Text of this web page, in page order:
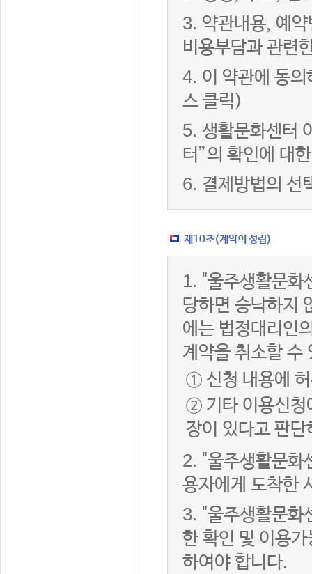
3. 약관내용, 예
비용부담과 관련
4. 이 약관에 동
스 클릭)
5. 생활문화센터
터”의 확인에 대
6. 결제방법의 선
제10조(계약의 성립)
1. "울주생활문화
당하면 승낙하지
에는 법정대리인
계약을 취소할 수
① 신청 내용에
② 기타 이용신청
장이 있다고 판단
2. "울주생활문화
용자에게 도착한
3. "울주생활문화
한 확인 및 이용
하여야 합니다.